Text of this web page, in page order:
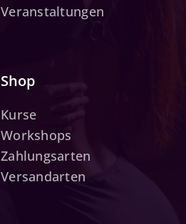
Veranstaltungen
Shop
Kurse
Workshops
Zahlungsarten
Versandarten